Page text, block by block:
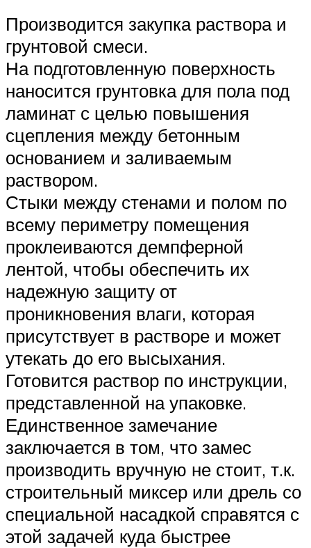
Производится закупка раствора и
грунтовой смеси.
На подготовленную поверхность
наносится грунтовка для пола под
ламинат с целью повышения
сцепления между бетонным
основанием и заливаемым
раствором.
Стыки между стенами и полом по
всему периметру помещения
проклеиваются демпферной
лентой, чтобы обеспечить их
надежную защиту от
проникновения влаги, которая
присутствует в растворе и может
утекать до его высыхания.
Готовится раствор по инструкции,
представленной на упаковке.
Единственное замечание
заключается в том, что замес
производить вручную не стоит, т.к.
строительный миксер или дрель со
специальной насадкой справятся с
этой задачей куда быстрее